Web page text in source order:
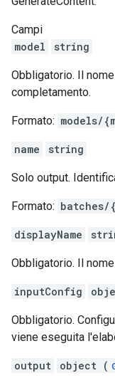
Campi
model
string
Obbligatorio. Il
completamento.
Formato: models/
name string
Solo output.
Formato: batches/
displayName
Obbligatorio. Il
inputConfig
Obbligatorio.
viene eseguita
output object (